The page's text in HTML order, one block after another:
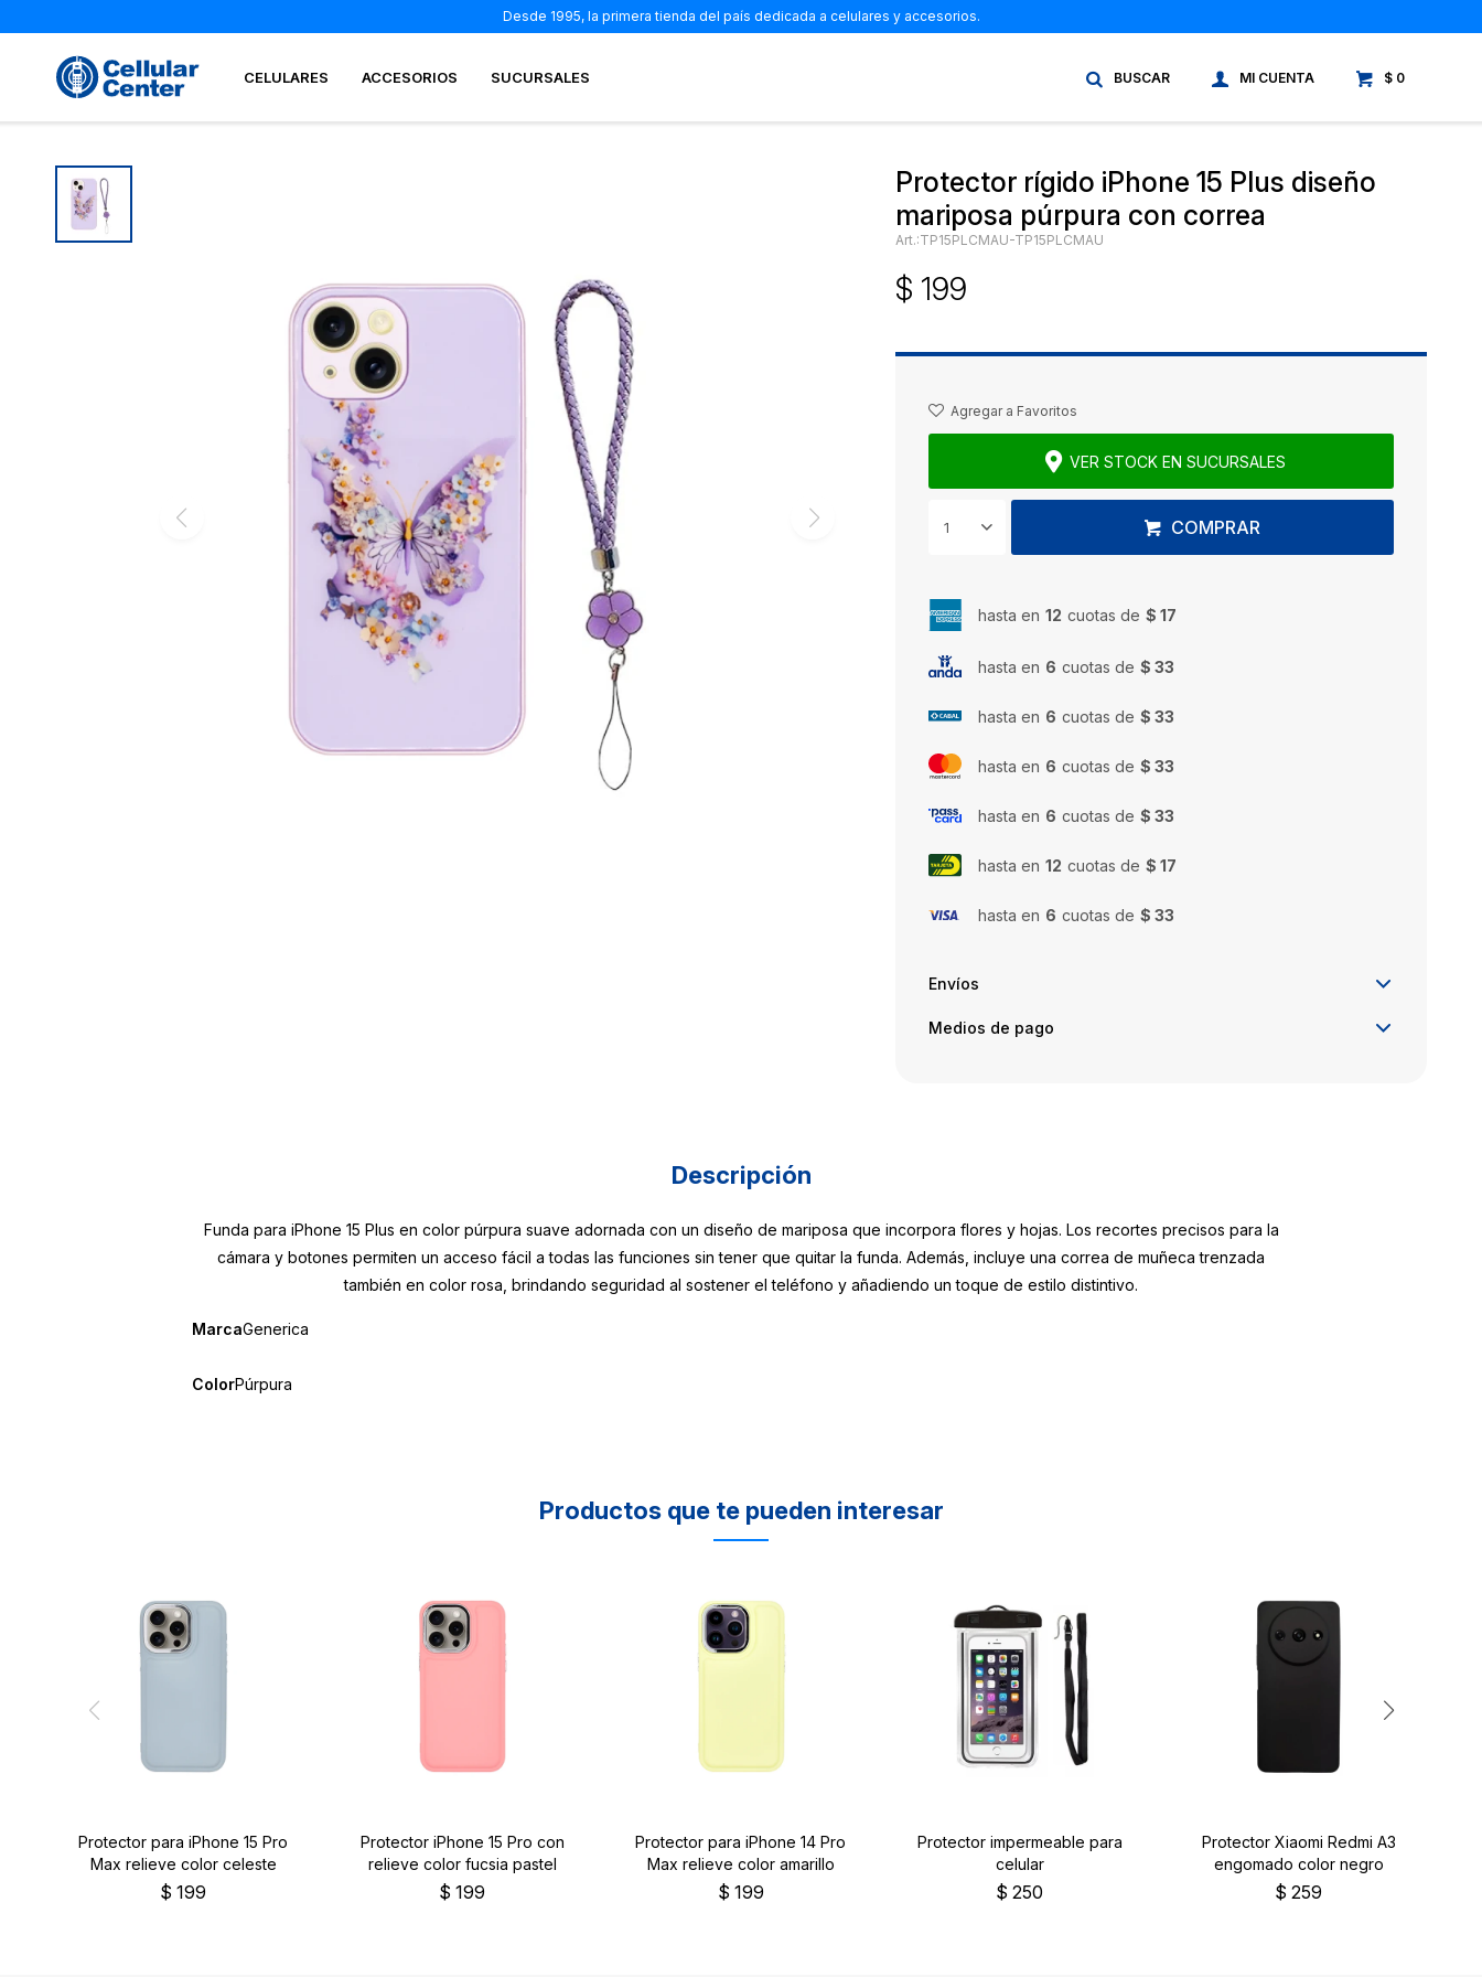
CELULARES ACCESORIOS SUCURSALES $ 0
Desde 1995, la primera tienda del país dedicada a celulares y accesorios.
Protector rígido iPhone 15 Plus diseño
mariposa púrpura con correa
TP15PLCMAU-TP15PLCMAU
$ 199
VER STOCK EN SUCURSALES
1 COMPRAR
hasta en 12 cuotas de $ 17
hasta en 6 cuotas de $ 33
hasta en 6 cuotas de $ 33
hasta en 6 cuotas de $ 33
hasta en 6 cuotas de $ 33
hasta en 12 cuotas de $ 17
hasta en 6 cuotas de $ 33
Envíos
Medios de pago
Descripción
Funda para iPhone 15 Plus en color púrpura suave adornada con un diseño de mariposa que incorpora flores y hojas. Los recortes precisos para la
cámara y botones permiten un acceso fácil a todas las funciones sin tener que quitar la funda. Además, incluye una correa de muñeca trenzada
también en color rosa, brindando seguridad al sostener el teléfono y añadiendo un toque de estilo distintivo.
MarcaGenerica
ColorPúrpura
Productos que te pueden interesar
Protector para iPhone 15 Pro
Max relieve color celeste
$ 199
Protector iPhone 15 Pro con
relieve color fucsia pastel
$ 199
Protector para iPhone 14 Pro
Max relieve color amarillo
$ 199
Protector impermeable para
celular
$ 250
Protector Xiaomi Redmi A3
engomado color negro
$ 259